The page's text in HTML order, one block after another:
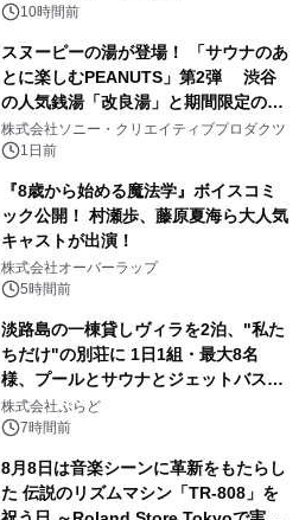
るパッケージ～ 9月1日(火)秋田県内で
10時間前
スヌーピーの湯が登場！ 「サウナのあ
とに楽しむPEANUTS」第2弾 渋谷
の人気銭湯「改良湯」と期間限定のコ
ラボレーション サウナイキタイコラ
ボグッズも発売決定！
株式会社ソニー・クリエイティブプロダクツ
1日前
『8歳から始める魔法学』ボイスコミ
ック公開！ 村瀬歩、藤原夏海ら大人気
キャストが出演！
株式会社オーバーラップ
5時間前
淡路島の一棟貸しヴィラを2泊、"私た
ちだけ"の別荘に 1日1組・最大8名
様、プールとサウナとジェットバス付
きで Villa Mon Temps AWAJIの連泊
素泊りプラン
株式会社ぷらど
7時間前
8月8日は音楽シーンに革新をもたらし
た 伝説のリズムマシン「TR-808」を